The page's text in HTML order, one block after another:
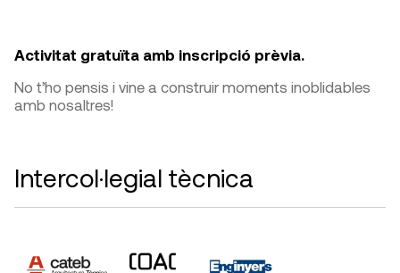
Activitat gratuïta amb inscripció prèvia.
No t’ho pensis i vine a construir moments inoblidables
amb nosaltres!
Intercol·legial tècnica